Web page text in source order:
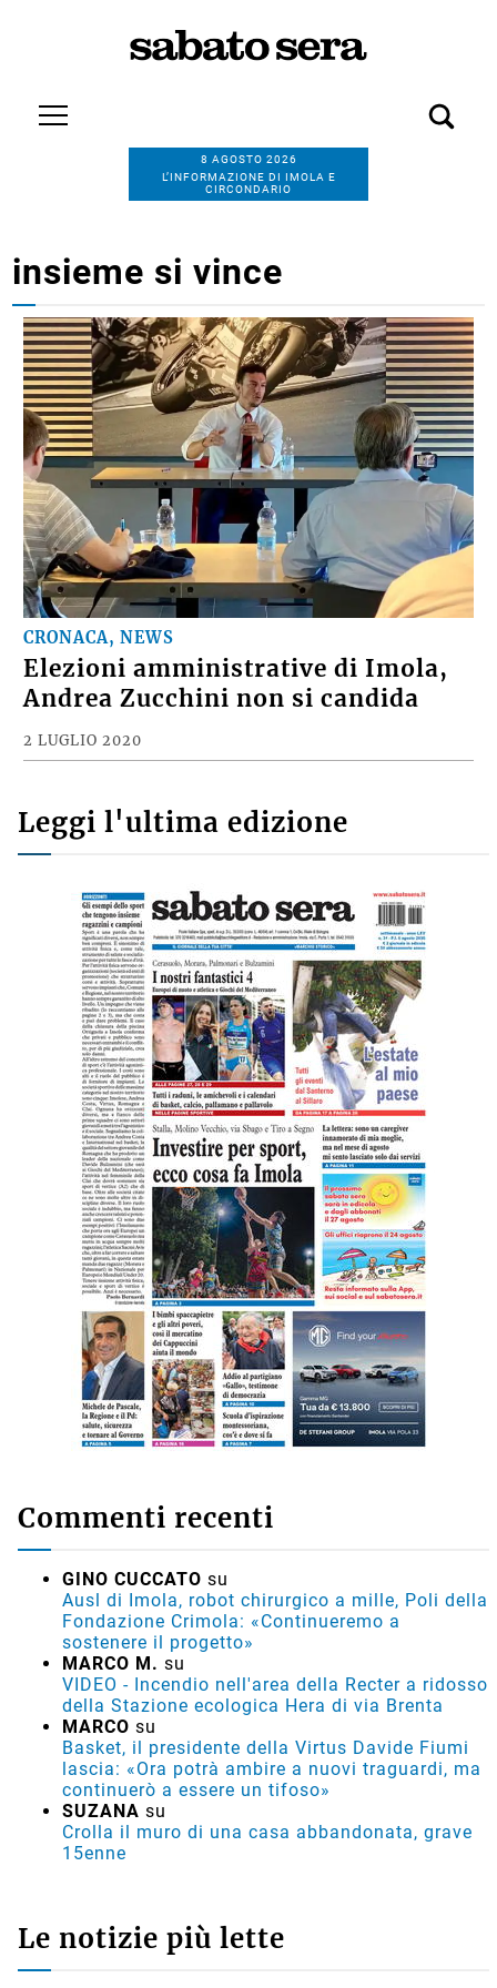
8 AGOSTO 2026
L’INFORMAZIONE DI IMOLA E
CIRCONDARIO
insieme si vince
CRONACA, NEWS
Elezioni amministrative di Imola,
Andrea Zucchini non si candida
2 LUGLIO 2020
Leggi l'ultima edizione
Commenti recenti
GINO CUCCATO su
Ausl di Imola, robot chirurgico a mille, Poli della
Fondazione Crimola: «Continueremo a
sostenere il progetto»
MARCO M. su
VIDEO - Incendio nell'area della Recter a ridosso
della Stazione ecologica Hera di via Brenta
MARCO su
Basket, il presidente della Virtus Davide Fiumi
lascia: «Ora potrà ambire a nuovi traguardi, ma
continuerò a essere un tifoso»
SUZANA su
Crolla il muro di una casa abbandonata, grave
15enne
Le notizie più lette